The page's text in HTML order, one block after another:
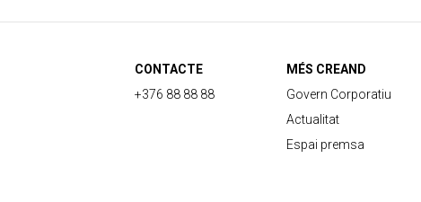
CONTACTE
+376 88 88 88
MÉS CREAND
Govern Corporatiu
Actualitat
Espai premsa